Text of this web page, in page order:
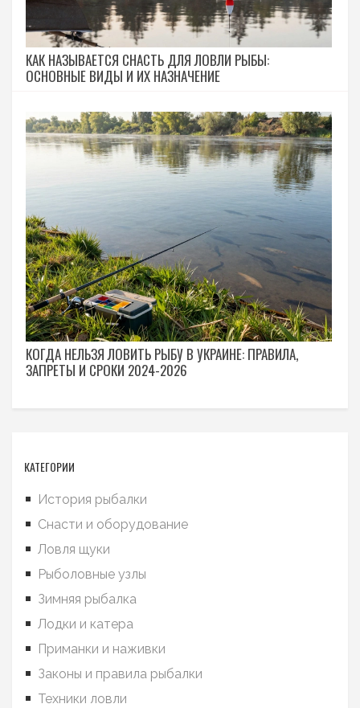
КАК НАЗЫВАЕТСЯ СНАСТЬ ДЛЯ ЛОВЛИ РЫБЫ:
ОСНОВНЫЕ ВИДЫ И ИХ НАЗНАЧЕНИЕ
КОГДА НЕЛЬЗЯ ЛОВИТЬ РЫБУ В УКРАИНЕ: ПРАВИЛА,
ЗАПРЕТЫ И СРОКИ 2024-2026
КАТЕГОРИИ
История рыбалки
Снасти и оборудование
Ловля щуки
Рыболовные узлы
Зимняя рыбалка
Лодки и катера
Приманки и наживки
Законы и правила рыбалки
Техники ловли